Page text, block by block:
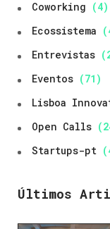
Coworking (4)
Ecossistema
Entrevistas
Eventos (71)
Lisboa
Open Calls
Startups-pt
Últimos